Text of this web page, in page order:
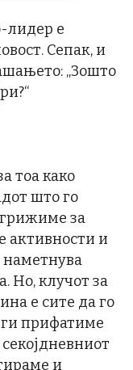
лидер е
Сепак, и
„Зошто
тоа како
што го
грижиме за
активности и
наметнува
Но, клучот за
е сите да го
прифатиме
и